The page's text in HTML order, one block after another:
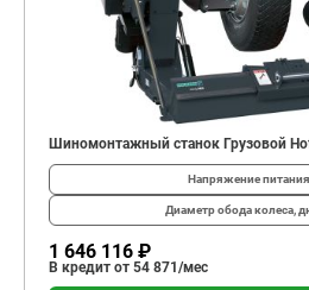
Шиномонтажный станок Грузовой
Напряжение
Диаметр обода колеса,
1 646 116 ₽
В кредит от 54 871/мес